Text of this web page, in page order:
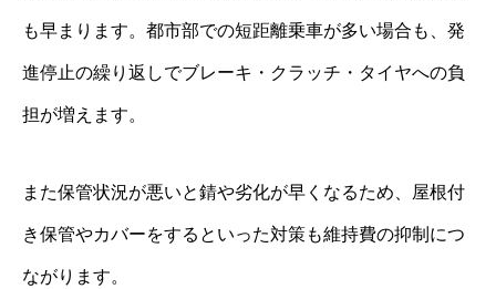
も早まります。都市部での短距離乗車が多い場合も、発
進停止の繰り返しでブレーキ・クラッチ・タイヤへの負
担が増えます。
また保管状況が悪いと錆や劣化が早くなるため、屋根付
き保管やカバーをするといった対策も維持費の抑制につ
ながります。